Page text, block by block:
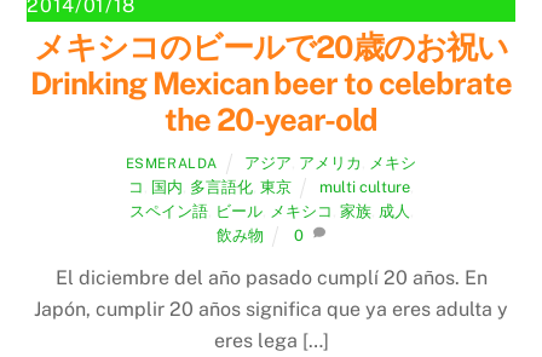
2014/01/18
メキシコのビールで20歳のお祝い
Drinking Mexican beer to celebrate
the 20-year-old
ESMERALDA アジア アメリカ
メキシ
コ 国内 多言語化 ,東京 multi culture,
スペイン語, ビール, メキシコ 家族, 成人
飲み物
0
El diciembre del año pasado cumplí 20 años. En
Japón, cumplir 20 años significa que ya eres adulta y
eres lega […]